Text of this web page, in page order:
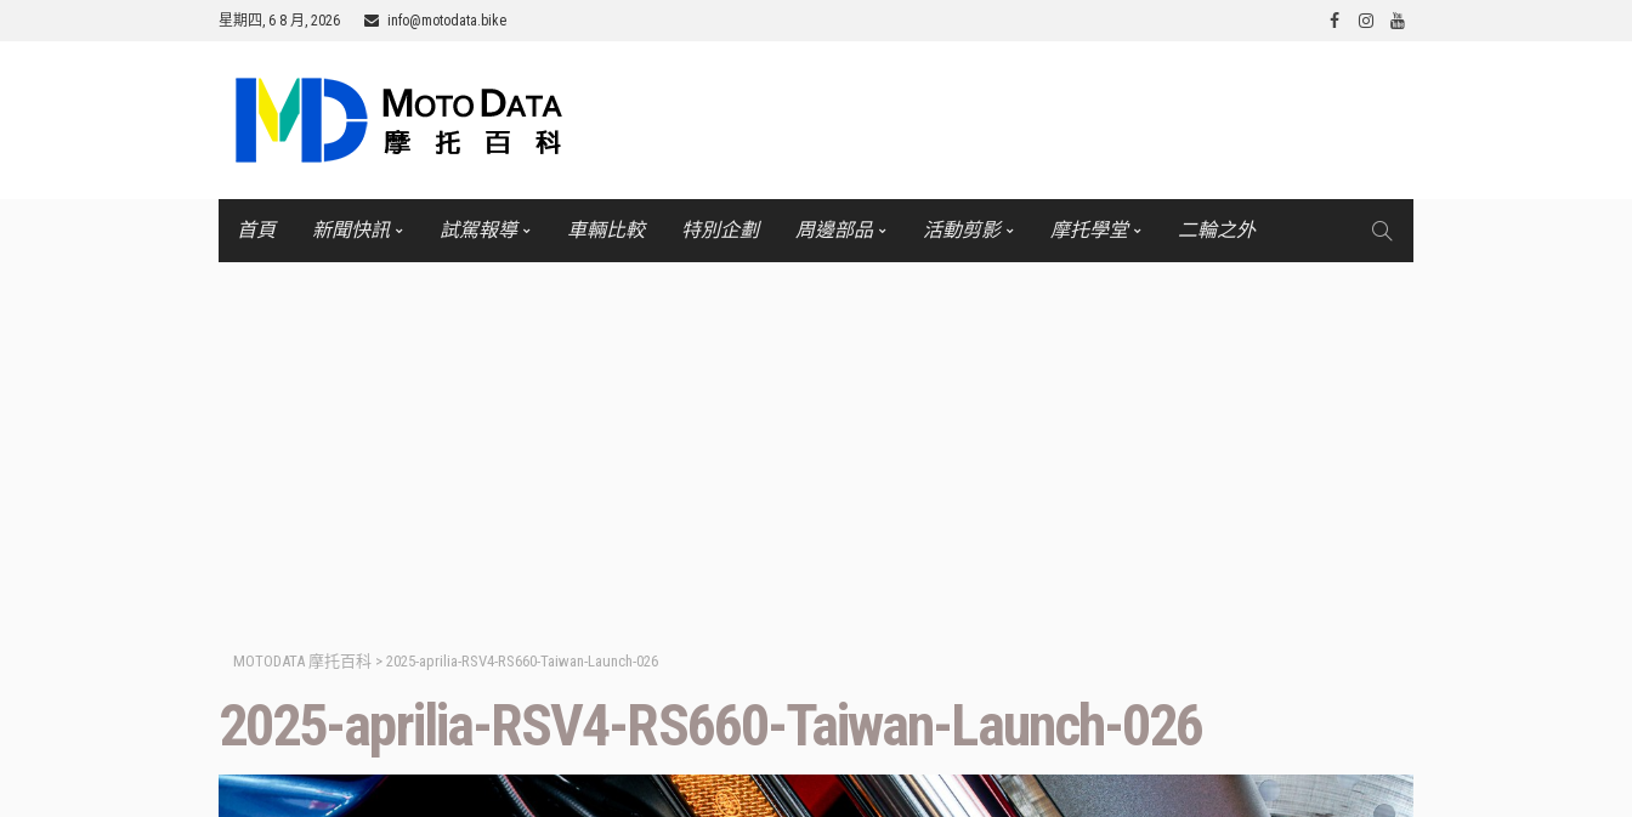
星期四, 6 8 月, 2026 info@motodata.bike
首頁 新聞快訊 試駕報導 車輛比較 特別企劃 周邊部品 活動剪影 摩托學堂 二輪之外
MOTODATA 摩托百科 > 2025-aprilia-RSV4-RS660-Taiwan-Launch-026
2025-aprilia-RSV4-RS660-Taiwan-Launch-026